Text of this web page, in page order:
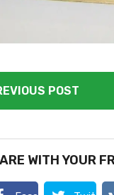
POST
WITH YOUR